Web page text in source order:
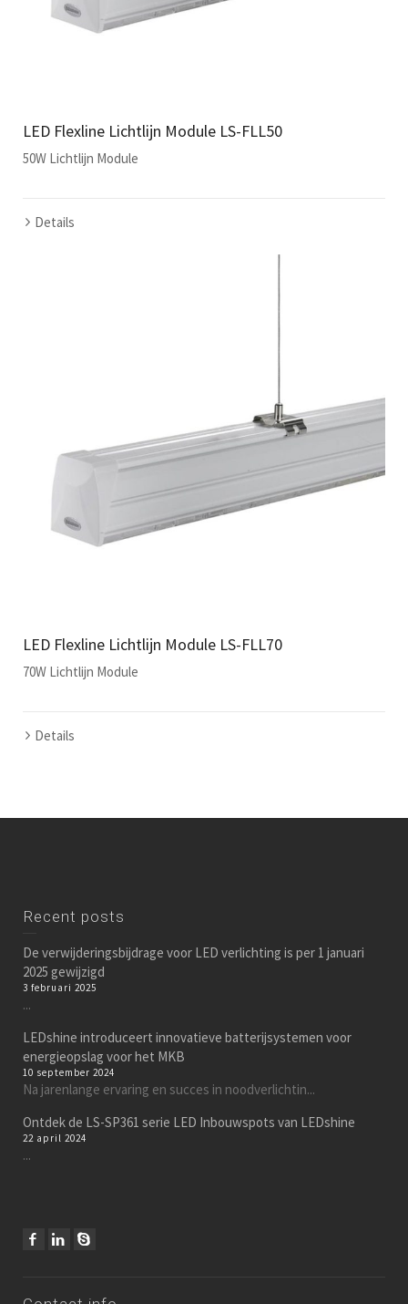
LED Flexline Lichtlijn Module LS-FLL50
50W Lichtlijn Module
Details
LED Flexline Lichtlijn Module LS-FLL70
70W Lichtlijn Module
Details
Recent posts
De verwijderingsbijdrage voor LED verlichting is per 1 januari
2025 gewijzigd
3 februari 2025
...
LEDshine introduceert innovatieve batterijsystemen voor
energieopslag voor het MKB
10 september 2024
Na jarenlange ervaring en succes in noodverlichtin...
Ontdek de LS-SP361 serie LED Inbouwspots van LEDshine
22 april 2024
...